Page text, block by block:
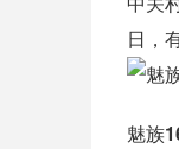
日，
魅族